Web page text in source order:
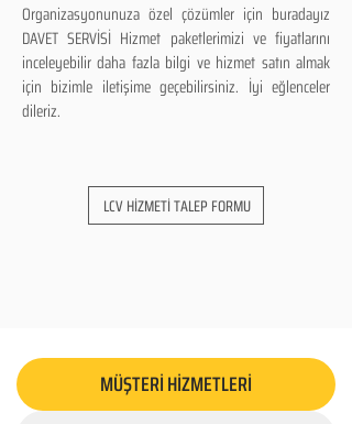
Organizasyonunuza özel çözümler için buradayız
DAVET SERVİSİ Hizmet paketlerimizi ve fiyatlarını
inceleyebilir daha fazla bilgi ve hizmet satın almak
için bizimle iletişime geçebilirsiniz. İyi eğlenceler
dileriz.
LCV HİZMETİ TALEP FORMU
MÜŞTERİ HİZMETLERİ